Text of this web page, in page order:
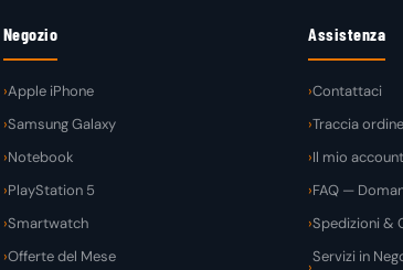
Negozio
Apple iPhone
Samsung Galaxy
Notebook
PlayStation 5
Smartwatch
Offerte del Mese
Assistenza
Contattaci
Traccia
Il mio
FAQ —
Spedizioni &
Servizi in